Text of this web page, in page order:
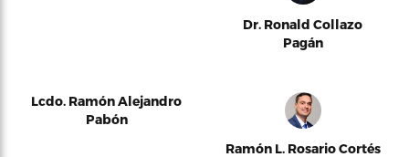
Dr. Ronald Collazo
Pagán
Lcdo. Ramón Alejandro
Pabón
Ramón L. Rosario Cortés